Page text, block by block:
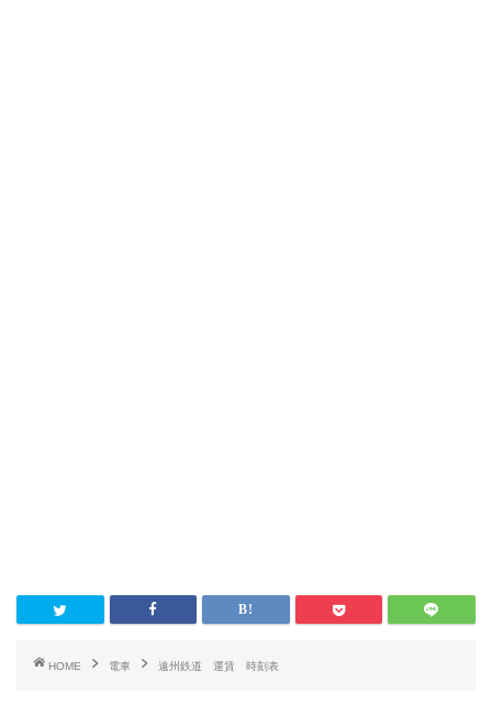
HOME 電車 遠州鉄道 運賃 時刻表